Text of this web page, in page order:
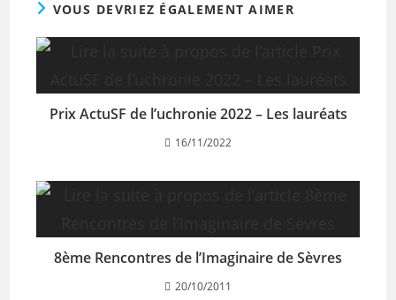
VOUS DEVRIEZ ÉGALEMENT AIMER
Prix ActuSF de l’uchronie 2022 – Les lauréats
16/11/2022
8ème Rencontres de l’Imaginaire de Sèvres
20/10/2011